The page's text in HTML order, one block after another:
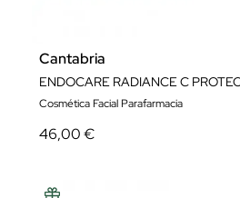
Cantabria
ENDOCARE RADIANCE C
Cosmética Facial Parafarmacia
46,00 €